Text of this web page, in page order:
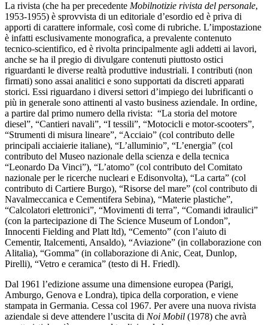
La rivista (che ha per precedente Mobilnotizie rivista del personale,
1953-1955) è sprovvista di un editoriale d’esordio ed è priva di
apporti di carattere informale, così come di rubriche. L’impostazione
è infatti esclusivamente monografica, a prevalente contenuto
tecnico-scientifico, ed è rivolta principalmente agli addetti ai lavori,
anche se ha il pregio di divulgare contenuti piuttosto ostici
riguardanti le diverse realtà produttive industriali. I contributi (non
firmati) sono assai analitici e sono supportati da discreti apparati
storici. Essi riguardano i diversi settori d’impiego dei lubrificanti o
più in generale sono attinenti al vasto business aziendale. In ordine,
a partire dal primo numero della rivista: “La storia del motore
diesel”, “Cantieri navali”, “I tessili”, “Motocicli e motor-scooters”,
“Strumenti di misura lineare”, “Acciaio” (col contributo delle
principali acciaierie italiane), “L’alluminio”, “L’energia” (col
contributo del Museo nazionale della scienza e della tecnica
“Leonardo Da Vinci”), “L’atomo” (col contributo del Comitato
nazionale per le ricerche nucleari e Edisonvolta), “La carta” (col
contributo di Cartiere Burgo), “Risorse del mare” (col contributo di
Navalmeccanica e Cementifera Sebina), “Materie plastiche”,
“Calcolatori elettronici”, “Movimenti di terra”, “Comandi idraulici”
(con la partecipazione di The Science Museum of London”,
Innocenti Fielding and Platt ltd), “Cemento” (con l’aiuto di
Cementir, Italcementi, Ansaldo), “Aviazione” (in collaborazione con
Alitalia), “Gomma” (in collaborazione di Anic, Ceat, Dunlop,
Pirelli), “Vetro e ceramica” (testo di H. Friedl).
Dal 1961 l’edizione assume una dimensione europea (Parigi,
Amburgo, Genova e Londra), tipica della corporation, e viene
stampata in Germania. Cessa col 1967. Per avere una nuova rivista
aziendale si deve attendere l’uscita di Noi Mobil (1978) che avrà